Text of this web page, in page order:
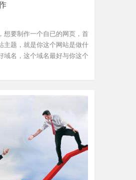
想要制作一个自已的网页，首
主题，就是你这个网站是做什
域名，这个域名最好与你这个